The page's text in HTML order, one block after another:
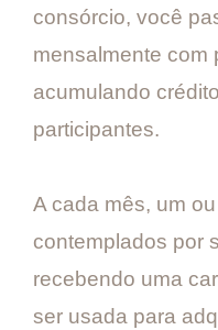
consórcio, você
mensalmente com
acumulando
participantes.
A cada mês, um
contemplados por
recebendo uma
ser usada para